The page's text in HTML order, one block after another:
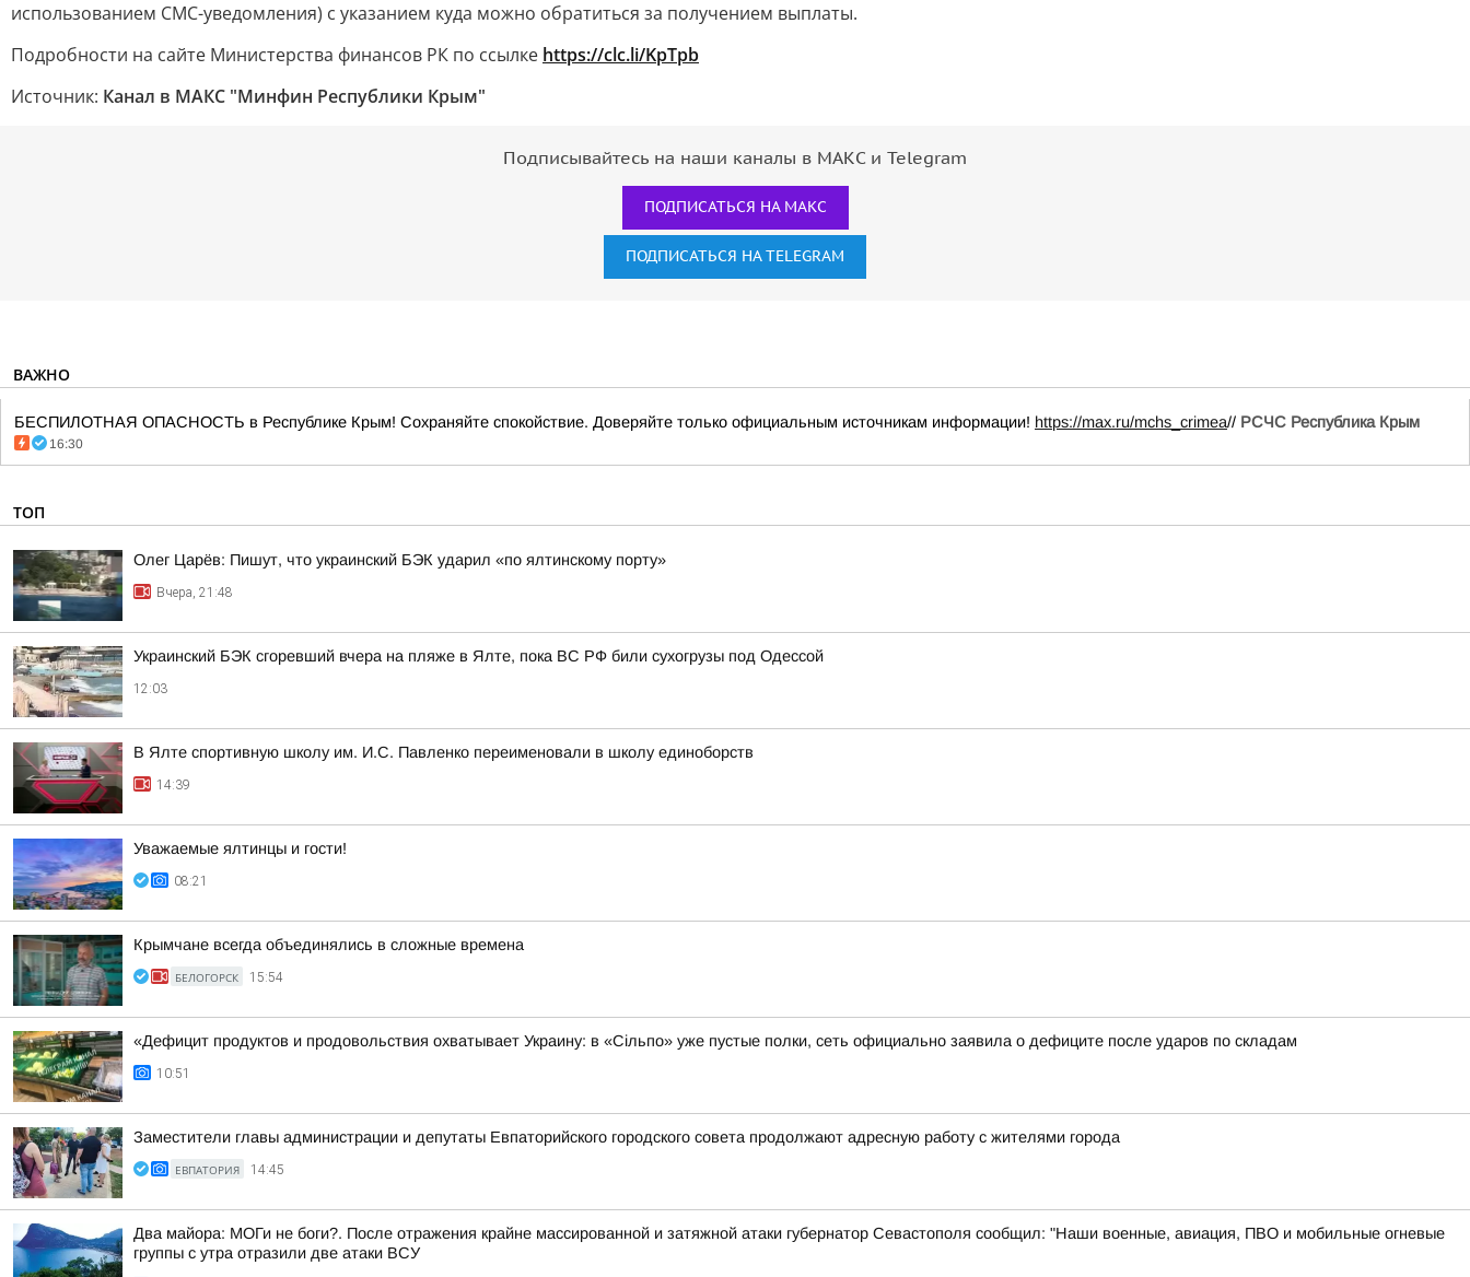
использованием СМС-уведомления) с указанием куда можно обратиться за получением выплаты.
Подробности на сайте Министерства финансов РК по ссылке https://clc.li/KpTpb
Источник: Канал в МАКС "Минфин Республики Крым"
Подписывайтесь на наши каналы в МАКС и Telegram
ПОДПИСАТЬСЯ НА МАКС
ПОДПИСАТЬСЯ НА TELEGRAM
ВАЖНО
БЕСПИЛОТНАЯ ОПАСНОСТЬ в Республике Крым! Сохраняйте спокойствие. Доверяйте только официальным источникам информации! https://max.ru/mchs_crimea// РСЧС Республика Крым
16:30
ТОП
Олег Царёв: Пишут, что украинский БЭК ударил «по ялтинскому порту»
Вчера, 21:48
Украинский БЭК сгоревший вчера на пляже в Ялте, пока ВС РФ били сухогрузы под Одессой
12:03
В Ялте спортивную школу им. И.С. Павленко переименовали в школу единоборств
14:39
Уважаемые ялтинцы и гости!
08:21
Крымчане всегда объединялись в сложные времена
БЕЛОГОРСК 15:54
«Дефицит продуктов и продовольствия охватывает Украину: в «Сільпо» уже пустые полки, сеть официально заявила о дефиците после ударов по складам
10:51
Заместители главы администрации и депутаты Евпаторийского городского совета продолжают адресную работу с жителями города
ЕВПАТОРИЯ 14:45
Два майора: МОГи не боги?. После отражения крайне массированной и затяжной атаки губернатор Севастополя сообщил: "Наши военные, авиация, ПВО и мобильные огневые
группы с утра отразили две атаки ВСУ